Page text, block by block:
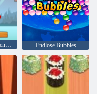
Katze auf der ganzen Welt - Alpenseen Endlose Bubbles